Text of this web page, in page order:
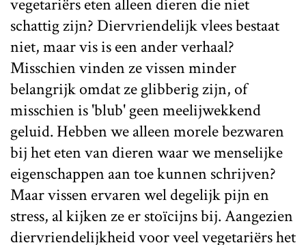
schattig zijn? Diervriendelijk vlees bestaat
niet, maar vis is een ander verhaal?
Misschien vinden ze vissen minder
belangrijk omdat ze glibberig zijn, of
misschien is 'blub' geen meelijwekkend
geluid. Hebben we alleen morele bezwaren
bij het eten van dieren waar we menselijke
eigenschappen aan toe kunnen schrijven?
Maar vissen ervaren wel degelijk pijn en
stress, al kijken ze er stoïcijns bij. Aangezien
diervriendelijkheid voor veel vegetariërs het